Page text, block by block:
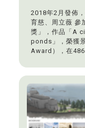
2018年2月發佈
育慈、周立薇 參
獎」，作品「A
ponds」，榮獲
Award），在